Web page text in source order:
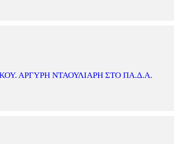
ΑΡΓΎΡΗ ΝΤΑΟΥΛΙΆΡΗ ΣΤΟ ΠΑ.Δ.Α.